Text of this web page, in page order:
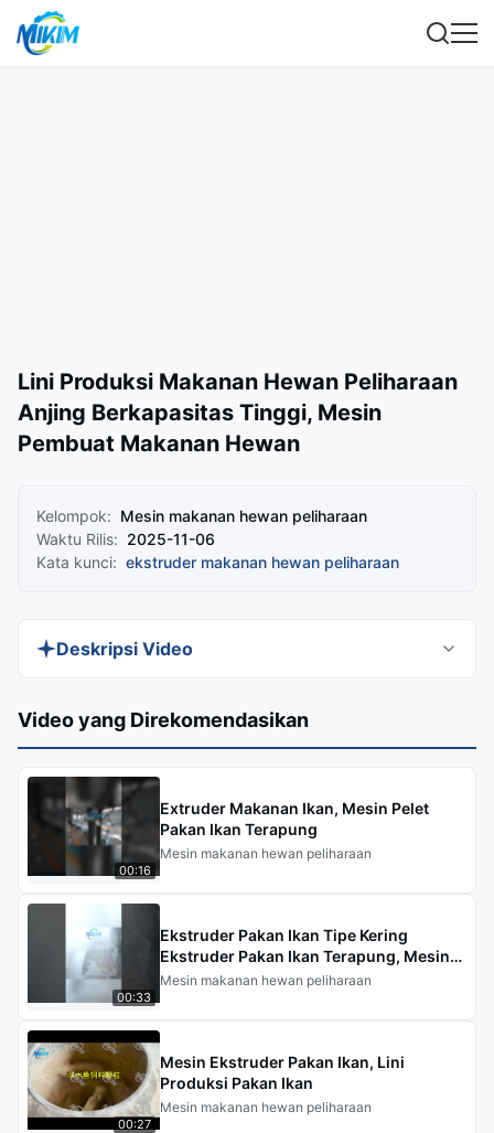
Lini Produksi Makanan Hewan Peliharaan
Anjing Berkapasitas Tinggi, Mesin
Pembuat Makanan Hewan
Kelompok: Mesin makanan hewan peliharaan
Waktu Rilis: 2025-11-06
Kata kunci: ekstruder makanan hewan peliharaan
Deskripsi Video
Kami telah mengujinya—lihat hal-hal penting dan
lengkap tentang lini pemrosesan makanan hewan
peliharaan anjing kami yang berkapasitas tinggi,
menunjukkan keseluruhan aliran produksi mulai
berbagai bentuk dibuat menggunakan cetakan
yang dapat dipertukarkan dan mempelajari
tentang kinerja kuat alat berat di berbagai model
kapasitas.
Video yang Direkomendasikan
00:16
Extruder Makanan Ikan, Mesin Pelet
Pakan Ikan Terapung
Mesin makanan hewan peliharaan
00:33
Ekstruder Pakan Ikan Tipe Kering
Ekstruder Pakan Ikan Terapung, Mesin
Pelet Pakan Ternak
Mesin makanan hewan peliharaan
00:27
Mesin Ekstruder Pakan Ikan, Lini
Produksi Pakan Ikan
Mesin makanan hewan peliharaan